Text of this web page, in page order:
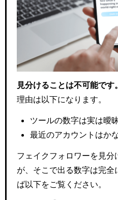
見分けることは不可能です。
理由は以下になります。
ツールの数字は実は曖
最近のアカウントはか
フェイクフォロワーを見
が、そこで出る数字は完全
ば以下をご覧ください。